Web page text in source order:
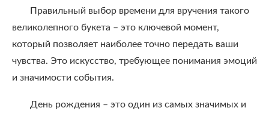
Правильный выбор времени для вручения такого
великолепного букета – это ключевой момент,
который позволяет наиболее точно передать ваши
чувства. Это искусство, требующее понимания эмоций
и значимости события.
День рождения – это один из самых значимых и